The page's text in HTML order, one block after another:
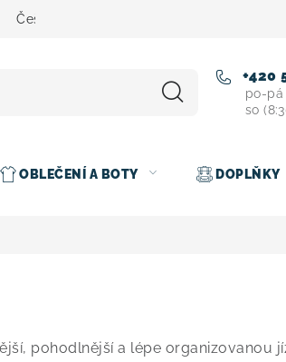
Čeština
+420
po-pá
so
OBLEČENÍ A BOTY DOPLŇKY
pohodlnější a lépe organizovanou